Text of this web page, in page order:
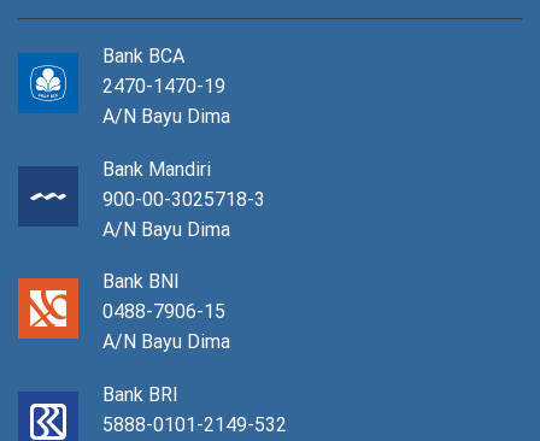
Bank BCA
2470-1470-19
A/N Bayu Dima
Bank Mandiri
900-00-3025718-3
A/N Bayu Dima
Bank BNI
0488-7906-15
A/N Bayu Dima
Bank BRI
5888-0101-2149-532